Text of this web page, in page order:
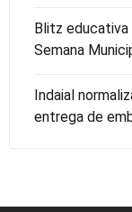
Blitz
Semana
Indaial
entrega de